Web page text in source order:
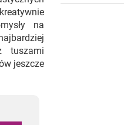
na
tuszami
jeszcze